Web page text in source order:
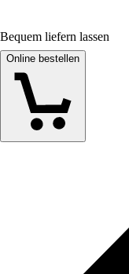
Bequem liefern lassen
Online bestellen